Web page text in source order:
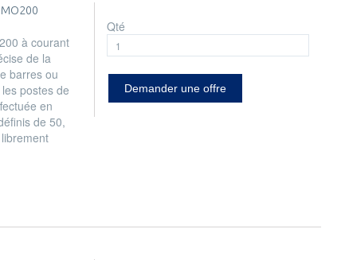
à courant
de la
barres ou
postes de
en
de 50,
Qté
Demander une offre